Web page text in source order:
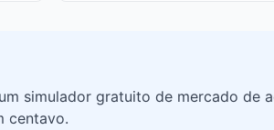
simulador gratuito de mercado de
centavo.